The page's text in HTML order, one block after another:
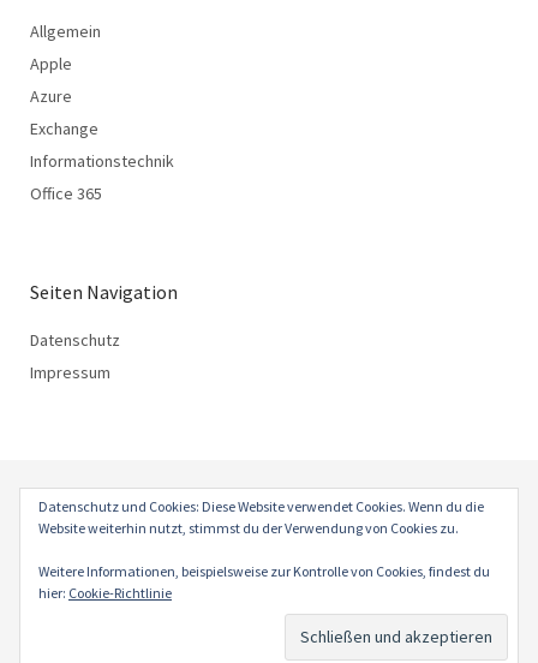
Allgemein
Apple
Azure
Exchange
Informationstechnik
Office 365
Seiten Navigation
Datenschutz
Impressum
Theme: Weta vonElmastudio.
Datenschutz und Cookies: Diese Website verwendet Cookies. Wenn du die
Website weiterhin nutzt, stimmst du der Verwendung von Cookies zu.
Weitere Informationen, beispielsweise zur Kontrolle von Cookies, findest du
hier: Cookie-Richtlinie